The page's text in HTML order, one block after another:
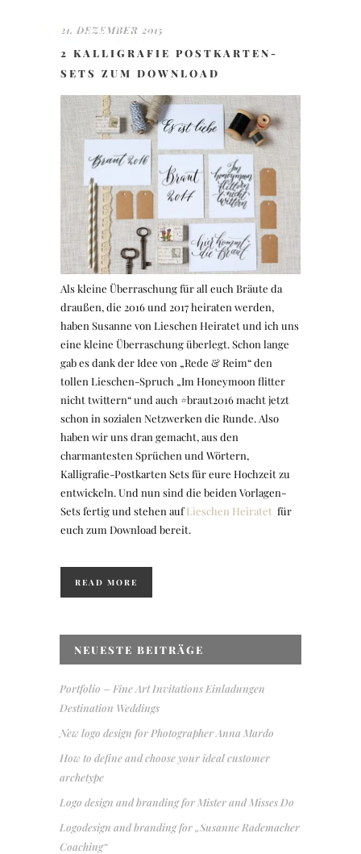
21. DEZEMBER 2015
2 KALLIGRAFIE POSTKARTEN-
SETS ZUM DOWNLOAD
Als kleine Überraschung für all euch Bräute da
draußen, die 2016 und 2017 heiraten werden,
haben Susanne von Lieschen Heiratet und ich uns
eine kleine Überraschung überlegt. Schon lange
gab es dank der Idee von „Rede & Reim“ den
tollen Lieschen-Spruch „Im Honeymoon flitter
nicht twittern“ und auch #braut2016 macht jetzt
schon in sozialen Netzwerken die Runde. Also
haben wir uns dran gemacht, aus den
charmantesten Sprüchen und Wörtern,
Kalligrafie-Postkarten Sets für eure Hochzeit zu
entwickeln. Und nun sind die beiden Vorlagen-
Sets fertig und stehen aufLieschen Heiratet für
euch zum Download bereit.
READ MORE
NEUESTE BEITRÄGE
Portfolio – Fine Art Invitations Einladungen
Destination Weddings
New logo design for Photographer Anna Mardo
How to define and choose your ideal customer
archetype
Logo design and branding for Mister and Misses Do
Logodesign and branding for „Susanne Rademacher
Coaching“